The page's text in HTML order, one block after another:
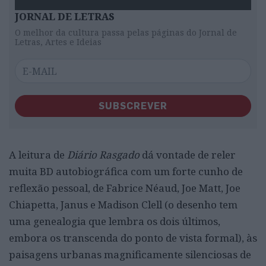
JORNAL DE LETRAS
O melhor da cultura passa pelas páginas do Jornal de
Letras, Artes e Ideias
SUBSCREVER
A leitura de Diário Rasgado dá vontade de reler
muita BD autobiográfica com um forte cunho de
reflexão pessoal, de Fabrice Néaud, Joe Matt, Joe
Chiapetta, Janus e Madison Clell (o desenho tem
uma genealogia que lembra os dois últimos,
embora os transcenda do ponto de vista formal), às
paisagens urbanas magnificamente silenciosas de